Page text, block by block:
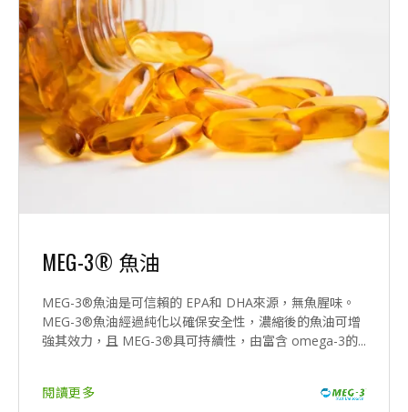
MEG-3® 魚油
MEG-3®魚油是可信賴的 EPA和 DHA來源，無魚腥味。
MEG-3®魚油經過純化以確保安全性，濃縮後的魚油可增
強其效力，且 MEG-3®具可持續性，由富含 omega-3的...
閱讀更多